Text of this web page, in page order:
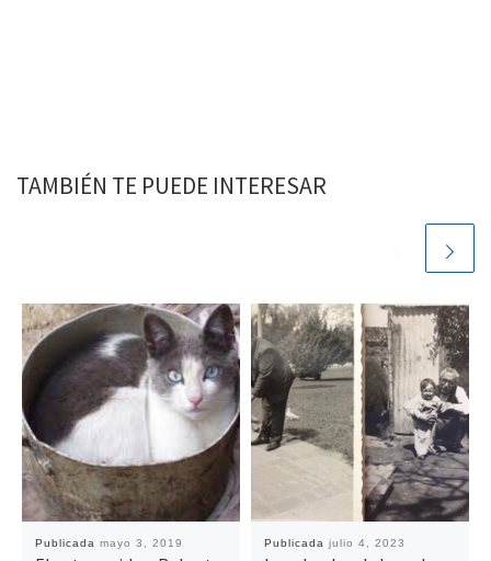
TAMBIÉN TE PUEDE INTERESAR
Publicada mayo 3, 2019 Publicada julio 4, 2023